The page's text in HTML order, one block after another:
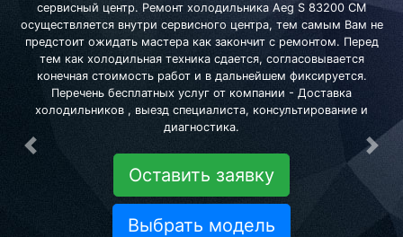
сервисный центр. Ремонт холодильника Aeg S 83200 CM
осуществляется внутри сервисного центра, тем самым Вам не
предстоит ожидать мастера как закончит с ремонтом. Перед
тем как холодильная техника сдается, согласовывается
конечная стоимость работ и в дальнейшем фиксируется.
Перечень бесплатных услуг от компании - Доставка
холодильников , выезд специалиста, консультирование и
диагностика.
Оставить заявку
Выбрать модель
Предыдущая